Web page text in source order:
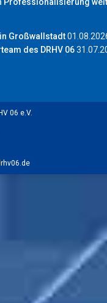
Professionalisierung
Großwallstadt
des DRHV 06
06 e.V.